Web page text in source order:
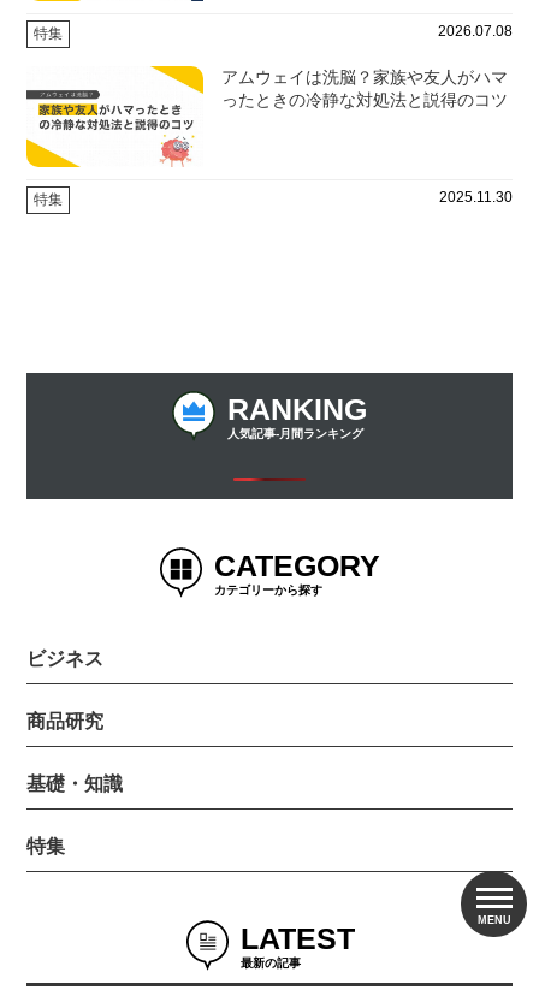
特集 2026.07.08
アムウェイは洗脳？家族や友人がハマ
ったときの冷静な対処法と説得のコツ
特集 2025.11.30
IPSコスメティックスが怪しいといわ
れる理由と勧誘なしで製品だけ買う方
アムウェイやってる人あるある20選！
特徴から上手な付き合い方まで解説
フォーデイズはやばい？評判・口コ
ミ・実態を徹底解説
RANKING
人気記事-月間ランキング
CATEGORY
カテゴリーから探す
ビジネス
商品研究
基礎・知識
特集
LATEST
最新の記事